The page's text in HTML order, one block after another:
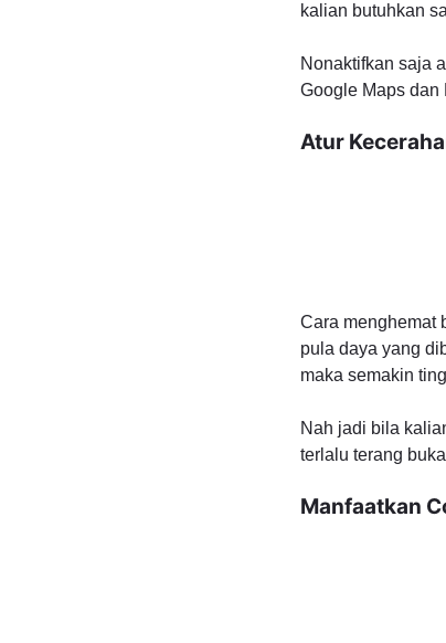
kalian butuhkan
Nonaktifkan saja
Google Maps dan
Atur
Cara menghemat
pula daya yang
maka semakin
Nah jadi bila
terlalu terang
Manfaatkan